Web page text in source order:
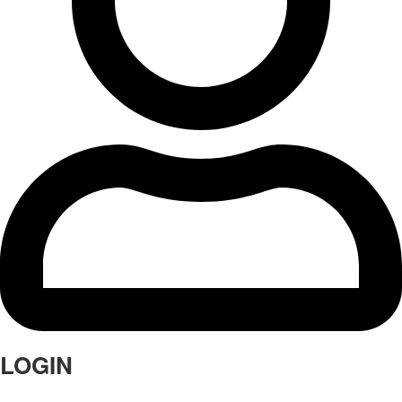
LOGIN